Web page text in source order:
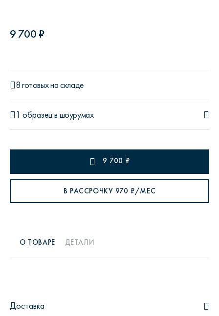
9 700 ₽
8 готовых на складе
1 образецв шоурумах
9 700 ₽
В РАССРОЧКУ 970 ₽/МЕС
О ТОВАРЕ ДЕТАЛИ
Доставка